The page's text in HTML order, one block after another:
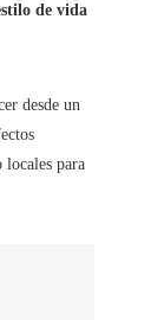
de vida
desde un
locales para